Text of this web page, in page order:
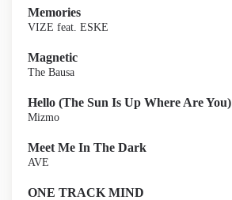
Memories
VIZE feat. ESKE
Magnetic
The Bausa
Hello (The Sun Is Up Where Are You)
Mizmo
Meet Me In The Dark
AVE
ONE TRACK MIND